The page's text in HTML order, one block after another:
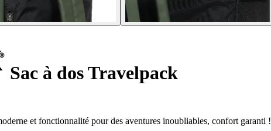
Sac à dos Travelpack
et fonctionnalité pour des aventures inoubliables, confort garanti !